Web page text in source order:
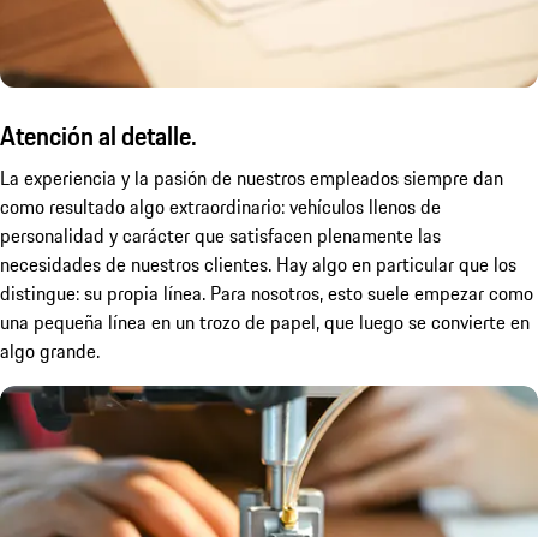
Atención al detalle.
La experiencia y la pasión de nuestros empleados siempre dan
como resultado algo extraordinario: vehículos llenos de
personalidad y carácter que satisfacen plenamente las
necesidades de nuestros clientes. Hay algo en particular que los
distingue: su propia línea. Para nosotros, esto suele empezar como
una pequeña línea en un trozo de papel, que luego se convierte en
algo grande.